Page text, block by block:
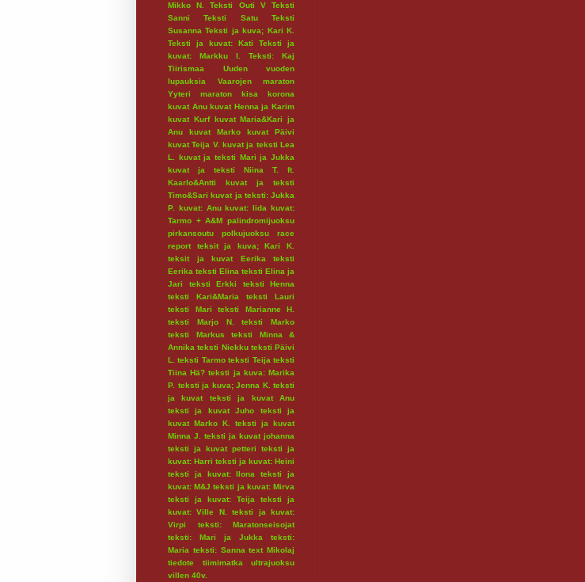
Mikko N.
Teksti Outi V
Teksti
Sanni
Teksti Satu
Teksti
Susanna Teksti ja kuva; Kari K.
Teksti ja kuvat: Kati
Teksti ja
kuvat: Markku I.
Teksti: Kaj
Tiirismaa
Uuden vuoden
lupauksia
Vaarojen maraton
Yyteri maraton
kisa
korona
kuvat Anu kuvat Henna ja Karim
kuvat Kurf kuvat Maria&Kari ja
Anu
kuvat Marko
kuvat Päivi
kuvat Teija V. kuvat ja teksti Lea
L.
kuvat ja teksti Mari ja Jukka
kuvat ja teksti Niina T. ft.
Kaarlo&Antti
kuvat ja teksti
Timo&Sari kuvat ja teksti: Jukka
P.
kuvat: Anu kuvat: Iida kuvat:
Tarmo + A&M palindromijuoksu
pirkansoutu
polkujuoksu
race
report
teksit ja kuva; Kari K.
teksit ja kuvat Eerika
teksti
Eerika teksti Elina teksti Elina ja
Jari
teksti Erkki
teksti Henna
teksti Kari&Maria
teksti Lauri
teksti Mari
teksti Marianne H.
teksti Marjo N.
teksti Marko
teksti Markus
teksti Minna &
Annika teksti Niekku teksti Päivi
L.
teksti Tarmo teksti Teija teksti
Tiina Hä? teksti ja kuva: Marika
P. teksti ja kuva; Jenna K. teksti
ja kuvat
teksti ja kuvat Anu
teksti ja kuvat Juho
teksti ja
kuvat Marko K.
teksti ja kuvat
Minna J.
teksti ja kuvat johanna
teksti ja kuvat petteri
teksti ja
kuvat: Harri teksti ja kuvat: Heini
teksti ja kuvat: Ilona
teksti ja
kuvat: M&J teksti ja kuvat: Mirva
teksti ja kuvat: Teija
teksti ja
kuvat: Ville N.
teksti ja kuvat:
Virpi
teksti: Maratonseisojat
teksti: Mari ja Jukka
teksti:
Maria teksti: Sanna text Mikolaj
tiedote
tiimimatka
ultrajuoksu
villen 40v.